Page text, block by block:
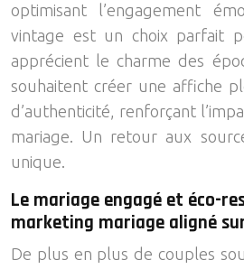
optimisant l’engagement
vintage est un choix parfait
apprécient le charme des
souhaitent créer une affiche
d’authenticité, renforçant
mariage. Un retour aux
unique.
Le mariage engagé et éco-
marketing mariage aligné
De plus en plus de couples